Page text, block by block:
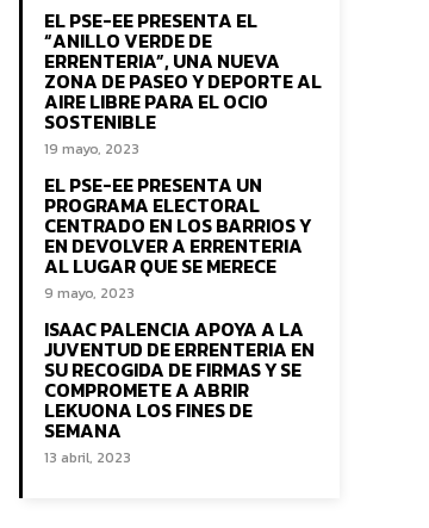
EL PSE-EE PRESENTA EL
“ANILLO VERDE DE
ERRENTERIA”, UNA NUEVA
ZONA DE PASEO Y DEPORTE AL
AIRE LIBRE PARA EL OCIO
SOSTENIBLE
19 mayo, 2023
EL PSE-EE PRESENTA UN
PROGRAMA ELECTORAL
CENTRADO EN LOS BARRIOS Y
EN DEVOLVER A ERRENTERIA
AL LUGAR QUE SE MERECE
9 mayo, 2023
ISAAC PALENCIA APOYA A LA
JUVENTUD DE ERRENTERIA EN
SU RECOGIDA DE FIRMAS Y SE
COMPROMETE A ABRIR
LEKUONA LOS FINES DE
SEMANA
13 abril, 2023